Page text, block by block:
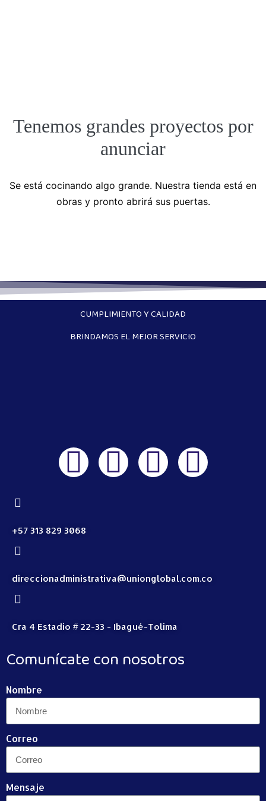
Tenemos grandes proyectos por
anunciar
Se está cocinando algo grande. Nuestra tienda está en
obras y pronto abrirá sus puertas.
CUMPLIMIENTO Y CALIDAD
BRINDAMOS EL MEJOR SERVICIO
+57 313 829 3068
direccionadministrativa@unionglobal.com.co
Cra 4 Estadio # 22-33 - Ibagué-Tolima
Comunícate con nosotros
Nombre
Correo
Mensaje